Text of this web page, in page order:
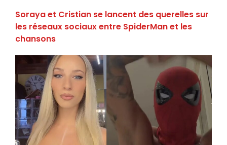
Soraya et Cristian se lancent des querelles sur
les réseaux sociaux entre SpiderMan et les
chansons